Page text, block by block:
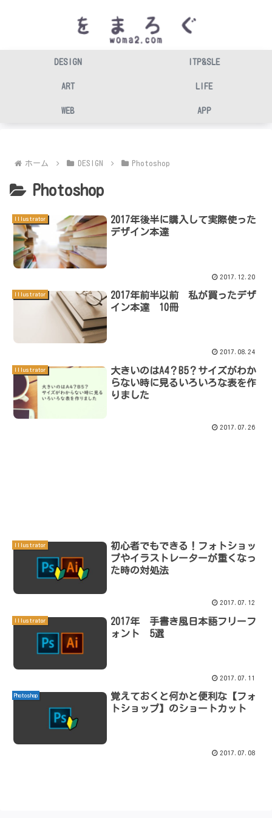
DESIGN ITP&SLE
ART LIFE
WEB APP
ホーム DESIGN Photoshop
Photoshop
Illustrator
2017年後半に購入して実際使った
デザイン本達
2017.12.20
Illustrator
2017年前半以前 私が買ったデザ
イン本達 10冊
2017.08.24
Illustrator
大きいのはA4？B5？サイズがわか
らない時に見るいろいろな表を作
りました
2017.07.26
Illustrator
初心者でもできる！フォトショッ
プやイラストレーターが重くなっ
た時の対処法
2017.07.12
Illustrator
2017年 手書き風日本語フリーフ
ォント 5選
2017.07.11
Photoshop
覚えておくと何かと便利な【フォ
トショップ】のショートカット
2017.07.08